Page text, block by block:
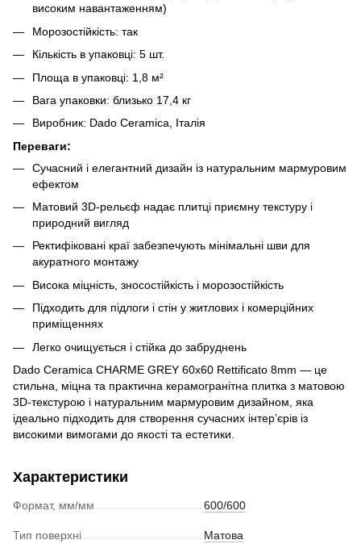
високим навантаженням)
Морозостійкість: так
Кількість в упаковці: 5 шт.
Площа в упаковці: 1,8 м²
Вага упаковки: близько 17,4 кг
Виробник: Dado Ceramica, Італія
Переваги:
Сучасний і елегантний дизайн із натуральним мармуровим
ефектом
Матовий 3D-рельєф надає плитці приємну текстуру і
природний вигляд
Ректифіковані краї забезпечують мінімальні шви для
акуратного монтажу
Висока міцність, зносостійкість і морозостійкість
Підходить для підлоги і стін у житлових і комерційних
приміщеннях
Легко очищується і стійка до забруднень
Dado Ceramica CHARME GREY 60x60 Rettificato 8mm — це
стильна, міцна та практична керамогранітна плитка з матовою
3D-текстурою і натуральним мармуровим дизайном, яка
ідеально підходить для створення сучасних інтер’єрів із
високими вимогами до якості та естетики.
Характеристики
Формат, мм/мм 600/600
Тип поверхні Матова